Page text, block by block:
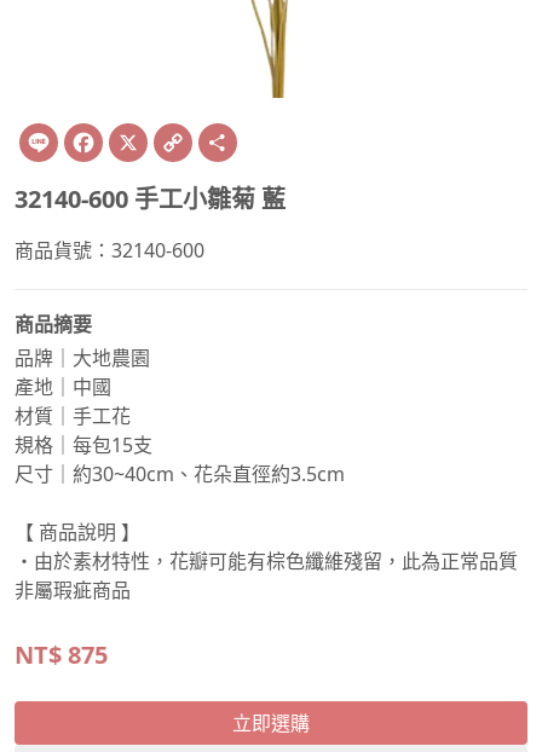
Line Facebook
X Copy
Link
32140-600 手工小雛菊 藍
商品貨號：32140-600
商品摘要
品牌｜大地農園
產地｜中國
材質｜手工花
規格｜每包15支
尺寸｜約30~40cm、花朵直徑約3.5cm
【 商品說明 】
・由於素材特性，花瓣可能有棕色纖維殘留，此為正常品質
非屬瑕疵商品
NT$875
立即選購